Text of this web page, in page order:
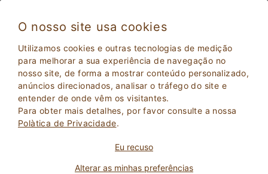
O nosso site usa cookies
Utilizamos cookies e outras tecnologias de medição
para melhorar a sua experiência de navegação no
nosso site, de forma a mostrar conteúdo personalizado,
anúncios direcionados, analisar o tráfego do site e
entender de onde vêm os visitantes.
Para obter mais detalhes, por favor consulte a nossa
Polà­tica de Privacidade.
Eu recuso
Alterar as minhas preferências
Feriados temáticos
Férias Temáticasé uma lista de algumas das páginas
temáticas dedicadas ao mundo das férias em contato com a
natureza.